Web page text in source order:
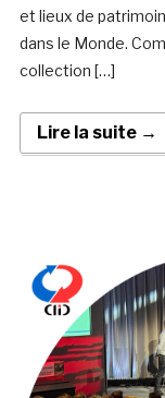
et lieux de
dans le Monde.
collection […]
Lire la suite →